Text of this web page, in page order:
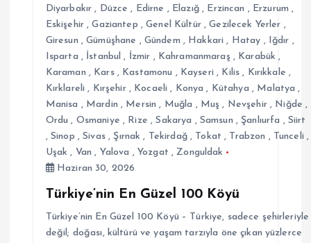
Diyarbakır , Düzce , Edirne , Elazığ, Erzincan , Erzurum ,
Eskişehir ,Gaziantep ,Genel Kültür,Gezilecek Yerler ,
Giresun ,Gümüşhane , Gündem , Hakkari , Hatay , Iğdır ,
Isparta , İstanbul , İzmir , Kahramanmaraş , Karabük ,
Karaman , Kars, Kastamonu , Kayseri , Kilis , Kırıkkale ,
Kırklareli , Kırşehir, Kocaeli , Konya , Kütahya , Malatya ,
Manisa , Mardin , Mersin , Muğla , Muş , Nevşehir, Niğde ,
Ordu , Osmaniye , Rize ,Sakarya , Samsun , Şanlıurfa , Siirt
,Sinop ,Sivas, Şırnak , Tekirdağ, Tokat , Trabzon , Tunceli ,
Uşak , Van , Yalova , Yozgat ,Zonguldak
Haziran 30, 2026
Türkiye’nin En Güzel 100 Köyü
Türkiye’nin En Güzel 100 Köyü – Türkiye, sadece şehirleriyle
değil; doğası, kültürü ve yaşam tarzıyla öne çıkan yüzlerce